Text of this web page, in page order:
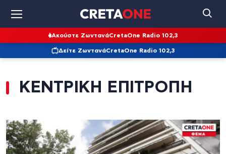
Ακούστε ΖωντανάCretaOne Radio 102,3
Δείτε ΖωντανάCretaOne Radio 102,3
ΚΕΝΤΡΙΚΗ ΕΠΙΤΡΟΠΗ